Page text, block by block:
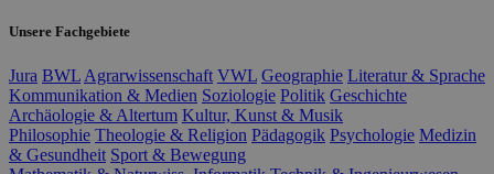
Unsere Fachgebiete
Jura BWL Agrarwissenschaft VWL Geographie Literatur & Sprache
Kommunikation & Medien Soziologie Politik Geschichte
Archäologie & Altertum Kultur, Kunst & Musik
Philosophie Theologie & Religion Pädagogik Psychologie Medizin
& Gesundheit Sport & Bewegung